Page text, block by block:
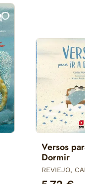
Versos
Dormir
REVIEJO,